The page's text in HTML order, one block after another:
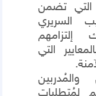
التي تضمن
السريري
إلتزامهم
التي
والمُدربين